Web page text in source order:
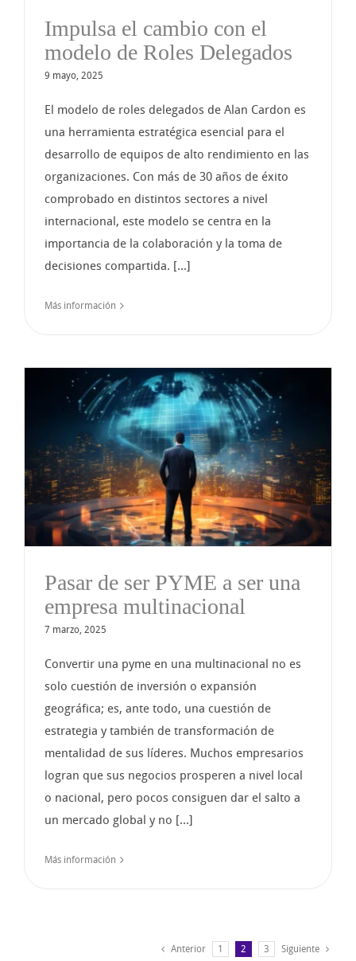
Impulsa el cambio con el
modelo de Roles Delegados
9 mayo, 2025
El modelo de roles delegados de Alan Cardon es
una herramienta estratégica esencial para el
desarrollo de equipos de alto rendimiento en las
organizaciones. Con más de 30 años de éxito
comprobado en distintos sectores a nivel
internacional, este modelo se centra en la
importancia de la colaboración y la toma de
decisiones compartida. [...]
Más información
Pasar de ser PYME a ser una
empresa multinacional
7 marzo, 2025
Convertir una pyme en una multinacional no es
solo cuestión de inversión o expansión
geográfica; es, ante todo, una cuestión de
estrategia y también de transformación de
mentalidad de sus líderes. Muchos empresarios
logran que sus negocios prosperen a nivel local
o nacional, pero pocos consiguen dar el salto a
un mercado global y no [...]
Más información
Anterior 1 2 3 Siguiente